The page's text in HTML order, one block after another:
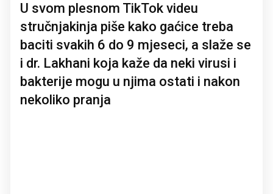
U svom plesnom TikTok videu
stručnjakinja piše kako gaćice treba
baciti svakih 6 do 9 mjeseci, a slaže se
i dr. Lakhani koja kaže da neki virusi i
bakterije mogu u njima ostati i nakon
nekoliko pranja